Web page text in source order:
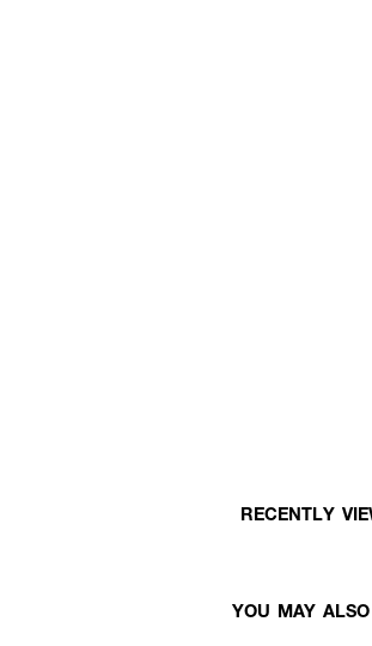
RECENTLY
YOU MAY